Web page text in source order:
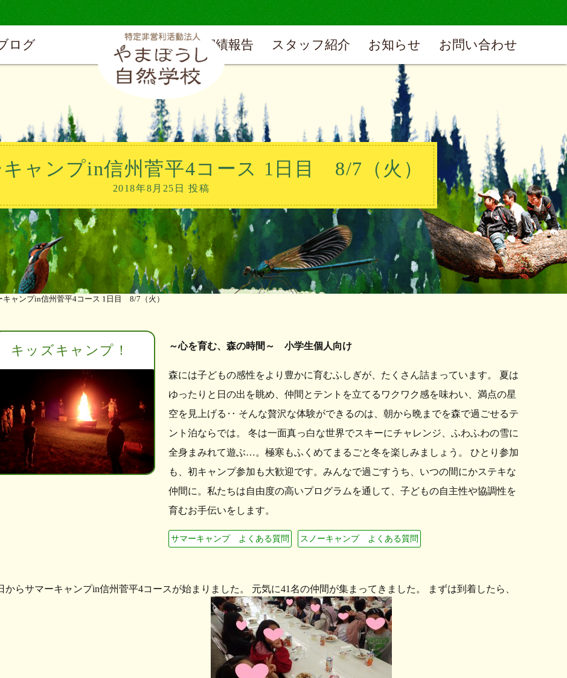
ログ 実績報告 スタッフ紹介 お知らせ お問い合わせ
ャンプin信州菅平4コース 1日目 8/7（火）
2018年8月25日 投稿
キャンプin信州菅平4コース 1日目 8/7（火）
キッズキャンプ！ ～心を育む、森の時間～ 小学生個人向け
森には子どもの感性をより豊かに育むふしぎが、たくさん詰まっています。 夏は
ゆったりと日の出を眺め、仲間とテントを立てるワクワク感を味わい、満点の星
空を見上げる‥ そんな贅沢な体験ができるのは、朝から晩までを森で過ごせるテ
ント泊ならでは。 冬は一面真っ白な世界でスキーにチャレンジ、ふわふわの雪に
全身まみれて遊ぶ…。極寒もふくめてまるごと冬を楽しみましょう。 ひとり参加
も、初キャンプ参加も大歓迎です。みんなで過ごすうち、いつの間にかステキな
仲間に。私たちは自由度の高いプログラムを通して、子どもの自主性や協調性を
育むお手伝いをします。
サマーキャンプ よくある質問 スノーキャンプ よくある質問
からサマーキャンプin信州菅平4コースが始まりました。 元気に41名の仲間が集まってきました。 まずは到着したら、